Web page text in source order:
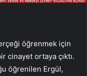
öğrenmek için
cinayet ortaya çıktı.
öğrenilen Ergül,